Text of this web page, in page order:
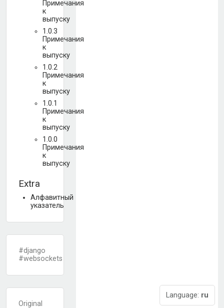
Примечания
к
выпуску
1.0.3
Примечания
к
выпуску
1.0.2
Примечания
к
выпуску
1.0.1
Примечания
к
выпуску
1.0.0
Примечания
к
выпуску
Extra
Алфавитный
указатель
#django
#websockets
Original
Language: ru